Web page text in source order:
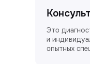
Это
и
опытных